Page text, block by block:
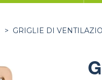
> GRIGLIE DI